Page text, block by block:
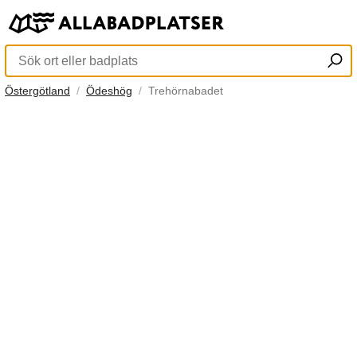
Östergötland Ödeshög Trehörnabadet